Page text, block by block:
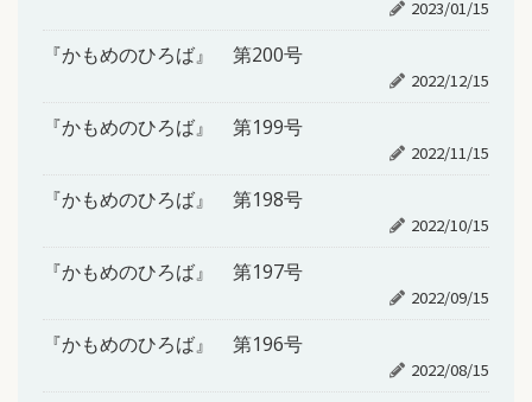
2023/01/15
『かもめのひろば』 第200号
2022/12/15
『かもめのひろば』 第199号
2022/11/15
『かもめのひろば』 第198号
2022/10/15
『かもめのひろば』 第197号
2022/09/15
『かもめのひろば』 第196号
2022/08/15